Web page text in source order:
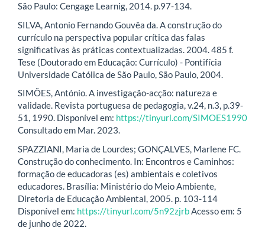
São Paulo: Cengage Learnig, 2014. p.97-134.
SILVA, Antonio Fernando Gouvêa da. A construção do
currículo na perspectiva popular crítica das falas
significativas às práticas contextualizadas. 2004. 485 f.
Tese (Doutorado em Educação: Currículo) - Pontifícia
Universidade Católica de São Paulo, São Paulo, 2004.
SIMÕES, António. A investigação-acção: natureza e
validade. Revista portuguesa de pedagogia, v.24, n.3, p.39-
51, 1990. Disponível em: https://tinyurl.com/SIMOES1990
Consultado em Mar. 2023.
SPAZZIANI, Maria de Lourdes; GONÇALVES, Marlene FC.
Construção do conhecimento. In: Encontros e Caminhos:
formação de educadoras (es) ambientais e coletivos
educadores. Brasília: Ministério do Meio Ambiente,
Diretoria de Educação Ambiental, 2005. p. 103-114
Disponível em: https://tinyurl.com/5n92zjrbAcesso em: 5
de junho de 2022.